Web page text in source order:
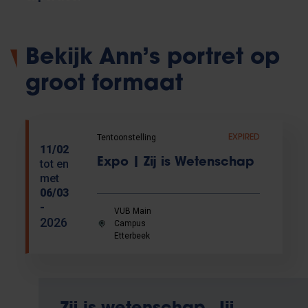
Bekijk Ann’s portret op
groot formaat
11/02
tot en
met
06/03
-
2026
Tentoonstelling EXPIRED
Expo | Zij is Wetenschap
VUB Main
Campus
Etterbeek